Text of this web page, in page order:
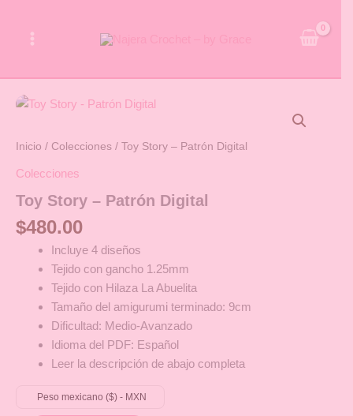
contenido
Inicio / Colecciones / Toy Story – Patrón Digital
Colecciones
Toy Story – Patrón Digital
$480.00
Incluye 4 diseños
Tejido con gancho 1.25mm
Tejido con Hilaza La Abuelita
Tamaño del amigurumi terminado: 9cm
Dificultad: Medio-Avanzado
Idioma del PDF: Español
Leer la descripción de abajo completa
Peso mexicano ($) - MXN
Toy
Patrón
cantidad